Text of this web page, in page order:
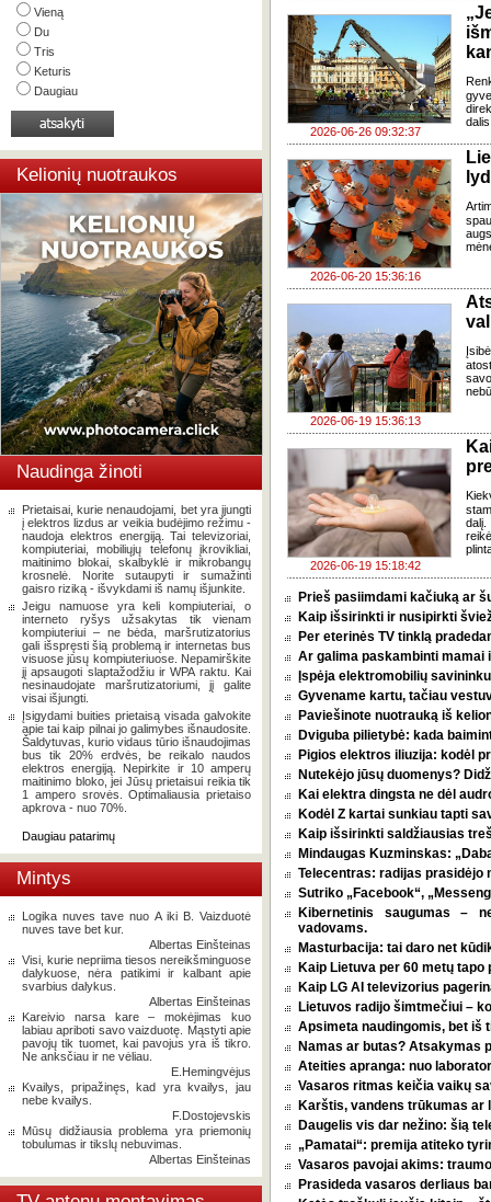
Vieną
Du
Tris
Keturis
Daugiau
Kelionių nuotraukos
Naudinga žinoti
Prietaisai, kurie nenaudojami, bet yra įjungti
į elektros lizdus ar veikia budėjimo režimu -
naudoja elektros energiją. Tai televizoriai,
kompiuteriai, mobiliųjų telefonų įkrovikliai,
maitinimo blokai, skalbyklė ir mikrobangų
krosnelė. Norite sutaupyti ir sumažinti
gaisro riziką - išvykdami iš namų išjunkite.
Jeigu namuose yra keli kompiuteriai, o
interneto ryšys užsakytas tik vienam
kompiuteriui – ne bėda, maršrutizatorius
gali išspręsti šią problemą ir internetas bus
visuose jūsų kompiuteriuose. Nepamirškite
jį apsaugoti slaptažodžiu ir WPA raktu. Kai
nesinaudojate maršrutizatoriumi, jį galite
visai išjungti.
Įsigydami buities prietaisą visada galvokite
apie tai kaip pilnai jo galimybes išnaudosite.
Šaldytuvas, kurio vidaus tūrio išnaudojimas
bus tik 20% erdvės, be reikalo naudos
elektros energiją. Nepirkite ir 10 amperų
maitinimo bloko, jei Jūsų prietaisui reikia tik
1 ampero srovės. Optimaliausia prietaiso
apkrova - nuo 70%.
Daugiau patarimų
Mintys
Logika nuves tave nuo A iki B. Vaizduotė
nuves tave bet kur.
Albertas Einšteinas
Visi, kurie nepriima tiesos nereikšminguose
dalykuose, nėra patikimi ir kalbant apie
svarbius dalykus.
Albertas Einšteinas
Kareivio narsa kare – mokėjimas kuo
labiau apriboti savo vaizduotę. Mąstyti apie
pavojų tik tuomet, kai pavojus yra iš tikro.
Ne anksčiau ir ne vėliau.
E.Hemingvėjus
Kvailys, pripažinęs, kad yra kvailys, jau
nebe kvailys.
F.Dostojevskis
Mūsų didžiausia problema yra priemonių
tobulumas ir tikslų nebuvimas.
Albertas Einšteinas
2026-06-26 09:32:37
2026-06-20 15:36:16
2026-06-19 15:36:13
2026-06-19 15:18:42
dalį.
Prieš pasiimdami kačiuką ar
Kaip išsirinkti ir nusipirkti
Per eterinės TV tinklą
Ar galima paskambinti mamai
Įspėja elektromobilių
Gyvename kartu, tačiau
Paviešinote nuotrauką iš
Dviguba pilietybė: kada
Pigios elektros iliuzija: kodėl
Nutekėjo jūsų duomenys?
Kai elektra dingsta ne dėl
Kodėl Z kartai sunkiau tapti
Kaip išsirinkti saldžiausias
Mindaugas Kuzminskas:
Telecentras: radijas prasidėjo
Sutriko „Facebook“,
Kibernetinis saugumas –
vadovams.
Masturbacija: tai daro net
Kaip Lietuva per 60 metų
Kaip LG AI televizorius
Lietuvos radijo šimtmečiui –
Apsimeta naudingomis, bet iš
Namas ar butas? Atsakymas
Ateities apranga: nuo
Vasaros ritmas keičia vaikų
Karštis, vandens trūkumas ar
Daugelis vis dar nežino: šią
„Pamatai“: premija atiteko
Vasaros pavojai akims:
Prasideda vasaros derliaus